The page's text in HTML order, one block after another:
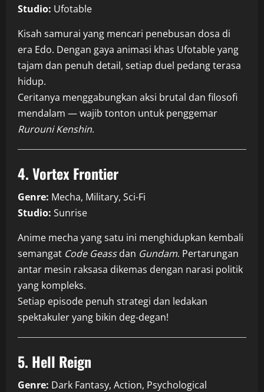
Studio: Ufotable
Kisah samurai yang mencari penebusan dosa di
era Edo. Dengan gaya animasi khas Ufotable yang
tajam dan penuh detail, setiap duel pedang terasa
hidup.
Ceritanya menggabungkan aksi brutal dan filosofi
mendalam — wajib tonton untuk penggemar
Rurouni Kenshin.
4. Vortex Frontier
Genre: Mecha, Military, Sci-Fi
Studio: Sunrise
Anime mecha yang satu ini menghidupkan kembali
semangat Code Geassdan Gundam. Pertarungan
antar mesin raksasa dikemas dengan narasi politik
yang kompleks.
Setiap episode penuh strategi dan ledakan
spektakuler yang bikin deg-degan!
5. Hell Reign
Genre: Dark Fantasy, Action, Psychological